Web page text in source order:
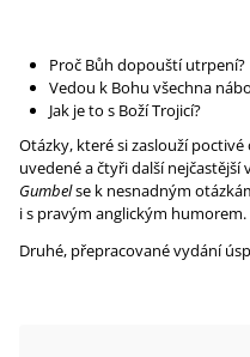
Proč Bůh dopouští utrpení?
Vedou k Bohu všechna
Jak je to s Boží Trojicí?
Otázky, které si zaslouží
uvedené a čtyři další
Gumbelse k nesnadným
i s pravým anglickým humorem.
Druhé, přepracované vydání